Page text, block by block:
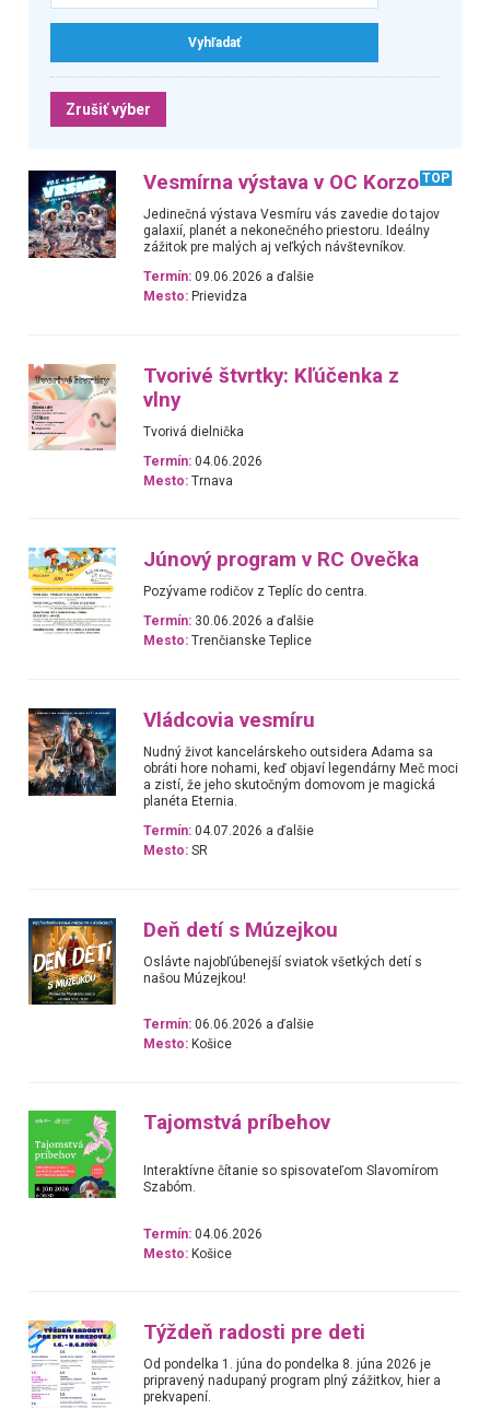
Zrušiť výber
Vesmírna výstava v OC Korzo TOP
Jedinečná výstava Vesmíru vás zavedie do tajov
galaxií, planét a nekonečného priestoru. Ideálny
zážitok pre malých aj veľkých návštevníkov.
Termín: 09.06.2026 a ďalšie
Mesto: Prievidza
Tvorivé štvrtky: Kľúčenka z
vlny
Tvorivá dielnička
Termín: 04.06.2026
Mesto: Trnava
Júnový program v RC Ovečka
Pozývame rodičov z Teplíc do centra.
Termín: 30.06.2026 a ďalšie
Mesto: Trenčianske Teplice
Vládcovia vesmíru
Nudný život kancelárskeho outsidera Adama sa
obráti hore nohami, keď objaví legendárny Meč moci
a zistí, že jeho skutočným domovom je magická
planéta Eternia.
Termín: 04.07.2026 a ďalšie
Mesto: SR
Deň detí s Múzejkou
Oslávte najobľúbenejší sviatok všetkých detí s
našou Múzejkou!
Termín: 06.06.2026 a ďalšie
Mesto: Košice
Tajomstvá príbehov
Interaktívne čítanie so spisovateľom Slavomírom
Szabóm.
Termín: 04.06.2026
Mesto: Košice
Týždeň radosti pre deti
Od pondelka 1. júna do pondelka 8. júna 2026 je
pripravený nadupaný program plný zážitkov, hier a
prekvapení.